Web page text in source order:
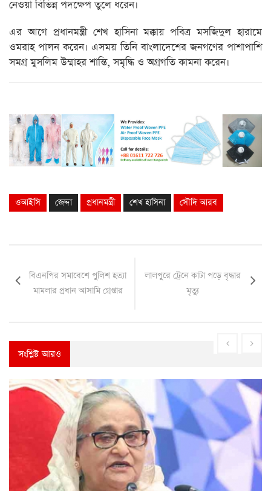
নেওয়া বিভিন্ন পদক্ষেপ তুলে ধরেন।
এর আগে প্রধানমন্ত্রী শেখ হাসিনা মক্কায় পবিত্র মসজিদুল হারামে
ওমরাহ পালন করেন। এসময় তিনি বাংলাদেশের জনগণের পাশাপাশি
সমগ্র মুসলিম উম্মাহর শান্তি, সমৃদ্ধি ও অগ্রগতি কামনা করেন।
ওআইসি জেদ্দা প্রধানমন্ত্রী শেখ হাসিনা সৌদি আরব
বিএনপির সমাবেশে পুলিশ হত্যা
মামলার প্রধান আসামি গ্রেপ্তার
লালপুরে ট্রেনে কাটা পড়ে বৃদ্ধার
মৃত্যু
সংশ্লিষ্ট আরও